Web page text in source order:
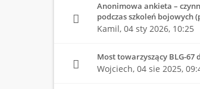
Anonimowa ankieta –
podczas szkoleń bojowych
Kamil, 04 sty 2026, 10:25
Most towarzyszący BLG-
Wojciech, 04 sie 2025,